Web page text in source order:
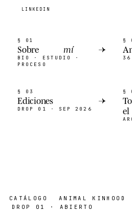
LINKEDIN
§ 01
Sobre mí →
BIO · ESTUDIO ·
PROCESO
§
36
§ 03
Ediciones →
DROP 01 · SEP 2026
§
el
CATÁLOGO ANIMAL KINHOOD
DROP 01 · ABIERTO